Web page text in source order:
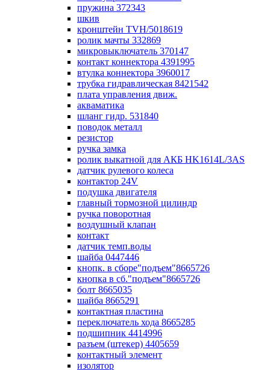
пружина 372343
шкив
кронштейн TVH/5018619
ролик мачты 332869
микровыключатель 370147
контакт коннектора 4391995
втулка коннектора 3960017
трубка гидравлическая 8421542
плата управления движ.
акваматика
шланг гидр. 531840
поводок металл
резистор
ручка замка
ролик выкатной для АКБ HK1614L/3AS
датчик рулевого колеса
контактор 24V
подушка двигателя
главный тормозной цилиндр
ручка поворотная
воздушный клапан
контакт
датчик темп.воды
шайба 0447446
кнопк. в сборе"подъем"8665726
кнопка в сб."подъем"8665726
болт 8665035
шайба 8665291
контактная пластина
переключатель хода 8665285
подшипник 4414996
разъем (штекер) 4405659
контактный элемент
изолятор